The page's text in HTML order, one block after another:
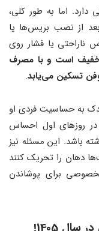
دارد. اما به طور کلی،
از نصب بریس‌ها یا
ناراحتی یا فشار روی
خفیف است و با مصرف
تسکین می‌یابد.
به حساسیت فردی او
روزهای اول احساس
باشد. این مسئله نیز
دهان را تحریک کنند
برای پوشاندن